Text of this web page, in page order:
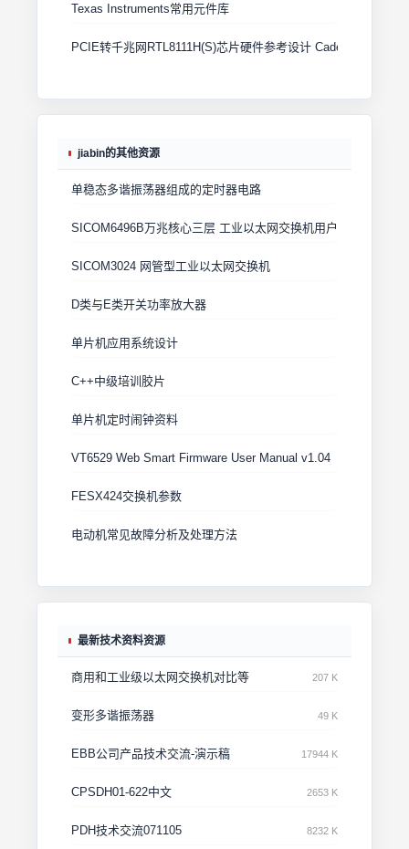
Texas Instruments常用元件库
PCIE转千兆网RTL8111H(S)芯片硬件参考设计 Cadence原理图
jiabin的其他资源
单稳态多谐振荡器组成的定时器电路
SICOM6496B万兆核心三层 工业以太网交换机用户手册
SICOM3024 网管型工业以太网交换机
D类与E类开关功率放大器
单片机应用系统设计
C++中级培训胶片
单片机定时闹钟资料
VT6529 Web Smart Firmware User Manual v1.04
FESX424交换机参数
电动机常见故障分析及处理方法
最新技术资料资源
商用和工业级以太网交换机对比等 207 K
变形多谐振荡器 49 K
EBB公司产品技术交流-演示稿 17944 K
CPSDH01-622中文 2653 K
PDH技术交流071105 8232 K